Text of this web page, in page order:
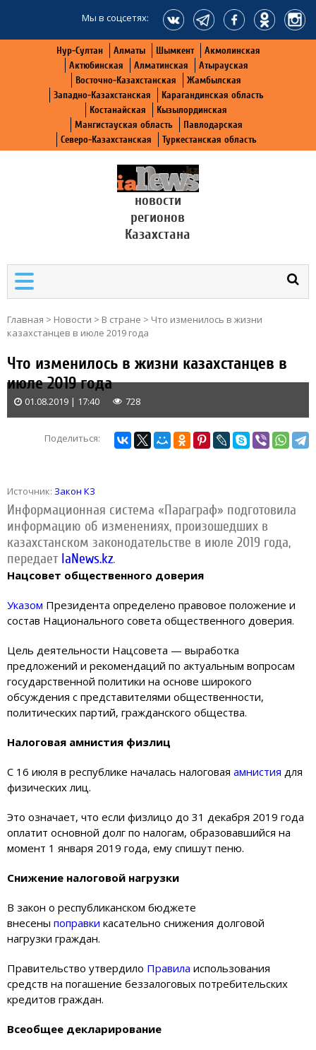
Мы в соцсетях:
Нур-Султан Алматы Шымкент
Акмолинская
Актюбинская
Алматинская
Атырауская
Восточно-Казахстанская
Жамбылская
Западно-Казахстанская
Карагандинская область
Костанайская
Кызылординская
Мангистауская область
Павлодарская
Северо-Казахстанская
Туркестанская область
новости
регионов
Казахстана
Главная > Новости > В стране > Что изменилось в жизни
казахстанцев в июле 2019 года
Что изменилось в жизни казахстанцев в
июле 2019 года
01.08.2019 | 17:40 728
Поделиться:
Источник: Закон КЗ
Информационная система «Параграф» подготовила
информацию об изменениях, произошедших в
казахстанском законодательстве в июле 2019 года,
передаетIaNews.kz.
Нацсовет общественного доверия
Указом Президента определено правовое положение и
состав Национального совета общественного доверия.
Цель деятельности Нацсовета — выработка
предложений и рекомендаций по актуальным вопросам
государственной политики на основе широкого
обсуждения с представителями общественности,
политических партий, гражданского общества.
Налоговая амнистия физлиц
С 16 июля в республике началась налоговая амнистия для
физических лиц.
Это означает, что если физлицо до 31 декабря 2019 года
оплатит основной долг по налогам, образовавшийся на
момент 1 января 2019 года, ему спишут пеню.
Снижение налоговой нагрузки
В закон о республиканском бюджете
внесены поправки касательно снижения долговой
нагрузки граждан.
Правительство утвердило Правила использования
средств на погашение беззалоговых потребительских
кредитов граждан.
Всеобщее декларирование